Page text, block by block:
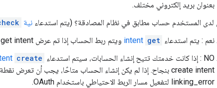
بعنوان بريد إلكتروني مختلف.
لدى المستخدم حساب مطابق في نظام المصادقة؟ (يتم استدعاء نية
نعم : يتم استدعاء get
ويتم ربط الحساب إذا تم عرض get intent بنجاح.
NO : إذا كانت خدمتك تتيح إنشاء الحسابات، سيتم استدعاء
create
linking_error لتفعيل مسار الربط الاحتياطي باستخدام OAuth.